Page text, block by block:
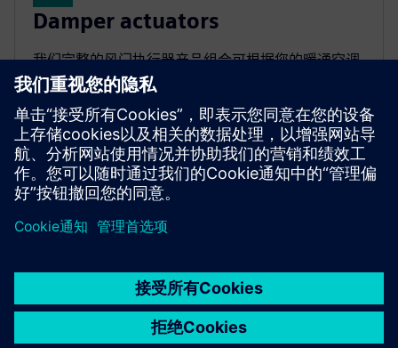
Damper actuators
我们完整的风门执行器产品组合可根据您的暖通空调
要求量身定制，为舒适通风、消防和变风量提供理想
的解决方案。